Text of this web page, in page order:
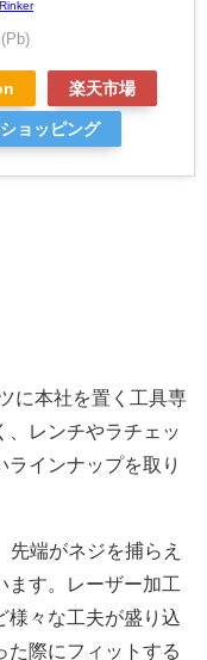
Rinker
楽天市場
ョッピング
に本社を置く工具専
、レンチやラチェッ
ラインナップを取り
端がネジを捕らえ
ます。レーザー加工
様々な工夫が盛り込
た際にフィットする